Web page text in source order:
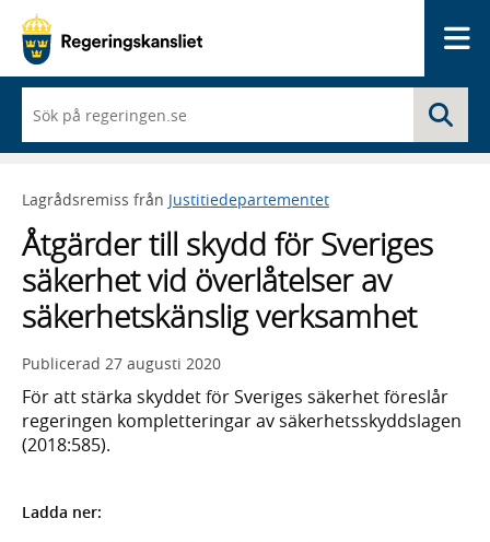
du
börjar
skriva
framträder
en
lista
med
sökförslag
Lagrådsremiss från Justitiedepartementet
Åtgärder till skydd för Sveriges
säkerhet vid över­låtel­ser av
säker­hetskänslig verk­samhet
Publicerad 27 augusti 2020
För att stärka skyddet för Sveriges säker­het föreslår
regeringen komplet­teringar av säker­hets­skydds­lagen
(2018:585).
Ladda ner: